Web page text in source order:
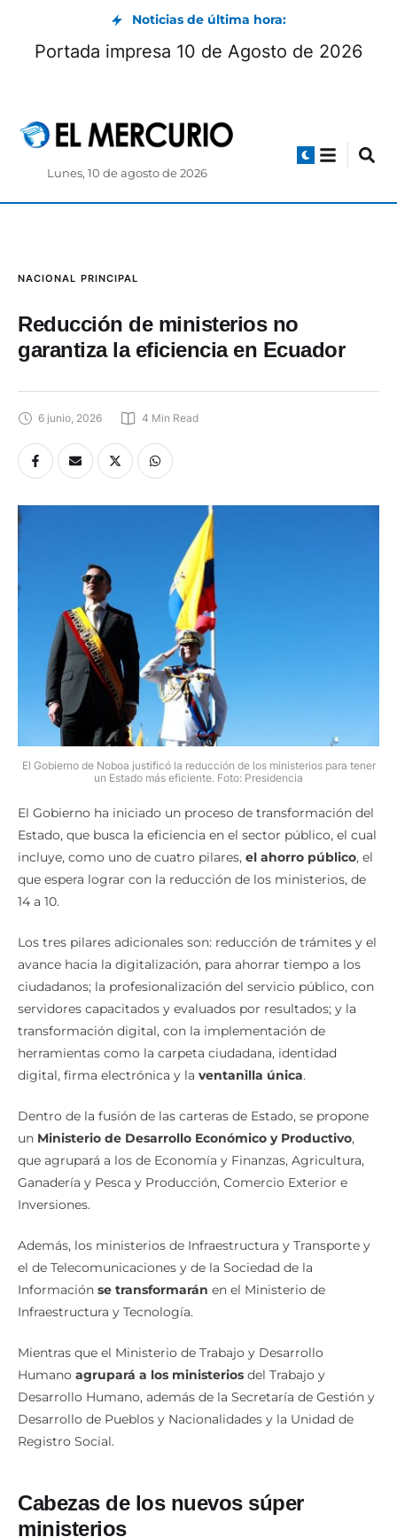
Noticias de última hora:
Portada impresa 10 de Agosto de 2026
Lunes, 10 de agosto de 2026
NACIONAL PRINCIPAL
Reducción de ministerios no
garantiza la eficiencia en Ecuador
6 junio, 2026 4 Min Read
El Gobierno de Noboa justificó la reducción de los ministerios para tener
un Estado más eficiente. Foto: Presidencia
El Gobierno ha iniciado un proceso de transformación del
Estado, que busca la eficiencia en el sector público, el cual
incluye, como uno de cuatro pilares, el ahorro público, el
que espera lograr con la reducción de los ministerios, de
14 a 10.
Los tres pilares adicionales son: reducción de trámites y el
avance hacia la digitalización, para ahorrar tiempo a los
ciudadanos; la profesionalización del servicio público, con
servidores capacitados y evaluados por resultados; y la
transformación digital, con la implementación de
herramientas como la carpeta ciudadana, identidad
digital, firma electrónica y la ventanilla única.
Dentro de la fusión de las carteras de Estado, se propone
un Ministerio de Desarrollo Económico y Productivo,
que agrupará a los de Economía y Finanzas, Agricultura,
Ganadería y Pesca y Producción, Comercio Exterior e
Inversiones.
Además, los ministerios de Infraestructura y Transporte y
el de Telecomunicaciones y de la Sociedad de la
Información se transformarán en el Ministerio de
Infraestructura y Tecnología.
Mientras que el Ministerio de Trabajo y Desarrollo
Humano agrupará a los ministerios del Trabajo y
Desarrollo Humano, además de la Secretaría de Gestión y
Desarrollo de Pueblos y Nacionalidades y la Unidad de
Registro Social.
Cabezas de los nuevos súper
ministerios